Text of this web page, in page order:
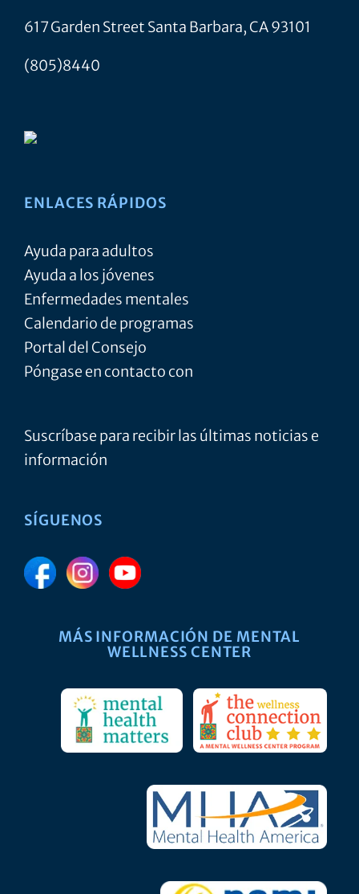
617 Garden Street Santa Barbara, CA 93101
(805)8440
ENLACES RÁPIDOS
Ayuda para adultos
Ayuda a los jóvenes
Enfermedades mentales
Calendario de programas
Portal del Consejo
Póngase en contacto con
Suscríbase para recibir las últimas noticias e
información
SÍGUENOS
MÁS INFORMACIÓN DE MENTAL
WELLNESS CENTER